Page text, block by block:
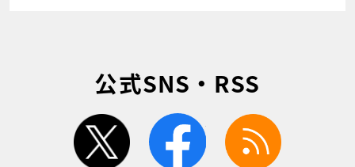
公式SNS・RSS
twitter facebook